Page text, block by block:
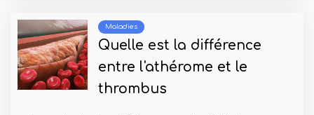
Maladies
Quelle est la différence
entre l'athérome et le
thrombus